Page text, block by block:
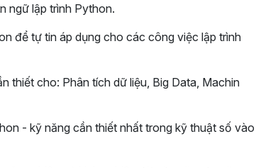
ngữ lập trình Python.
để tự tin áp dụng cho các công việc lập trình
thiết cho: Phân tích dữ liệu, Big Data, Machin
- kỹ năng cần thiết nhất trong kỹ thuật số vào